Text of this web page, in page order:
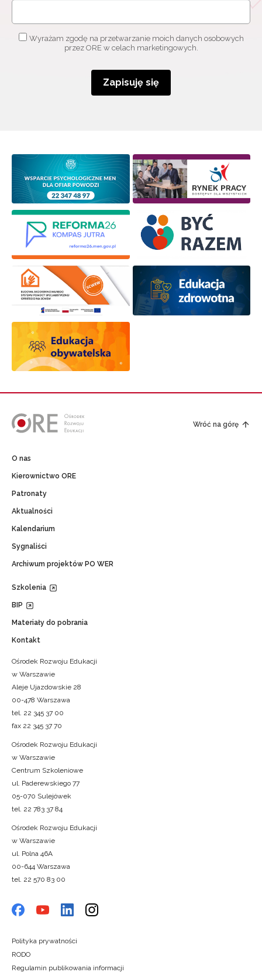
Wyrażam zgodę na przetwarzanie moich danych osobowych
przez ORE w celach marketingowych.
Zapisuję się
Wróć na górę
O nas
Kierownictwo ORE
Patronaty
Aktualności
Kalendarium
Sygnaliści
Archiwum projektów PO WER
Szkolenia
BIP
Materiały do pobrania
Kontakt
Ośrodek Rozwoju Edukacji
w Warszawie
Aleje Ujazdowskie 28
00-478 Warszawa
tel. 22 345 37 00
fax 22 345 37 70
Ośrodek Rozwoju Edukacji
w Warszawie
Centrum Szkoleniowe
ul. Paderewskiego 77
05-070 Sulejówek
tel. 22 783 37 84
Ośrodek Rozwoju Edukacji
w Warszawie
ul. Polna 46A
00-644 Warszawa
tel. 22 570 83 00
Polityka prywatności
RODO
Regulamin publikowania informacji